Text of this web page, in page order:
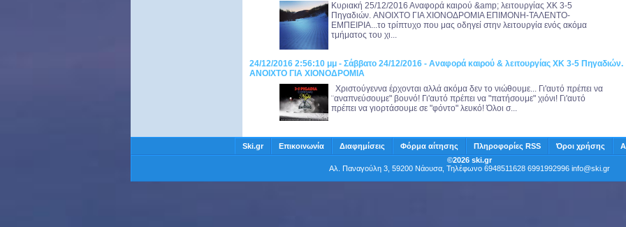
Κυριακή 25/12/2016 Αναφορά καιρού &amp; λειτουργίας ΧΚ 3-5
Πηγαδιών. ANOIXTO ΓΙΑ ΧΙΟΝΟΔΡΟΜΙΑ ΕΠΙΜΟΝΗ-ΤΑΛΕΝΤΟ-
ΕΜΠΕΙΡΙΑ...το τρίπτυχο που μας οδηγεί στην λειτουργία ενός ακόμα
τμήματος του χι...
24/12/2016 2:56:10 μμ - Σάββατο 24/12/2016 - Αναφορά καιρού & λειτουργίας ΧΚ 3-5 Πηγαδιών.
ANOIXTO ΓΙΑ ΧΙΟΝΟΔΡΟΜΙΑ
Χριστούγεννα έρχονται αλλά ακόμα δεν το νιώθουμε... Γι'αυτό πρέπει να
¨αναπνεύσουμε" βουνό! Γι'αυτό πρέπει να "πατήσουμε" χιόνι! Γι'αυτό
πρέπει να γιορτάσουμε σε "φόντο" λευκό! Όλοι σ...
Ski.gr Επικοινωνία Διαφημίσεις Φόρμα αίτησης Πληροφορίες RSS Όροι χρήσης
©2026 ski.gr
Αλ. Παναγούλη 3, 59200 Νάουσα, Τηλέφωνο 6948511628 6991992996 info@ski.gr